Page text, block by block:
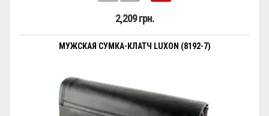
2,209 грн.
МУЖСКАЯ СУМКА-КЛАТЧ LUXON (8192-7)